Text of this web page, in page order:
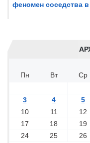
феномен соседства
Пн
Вт Ср
3
4 5
10
11 12
17
18 19
24
25 26